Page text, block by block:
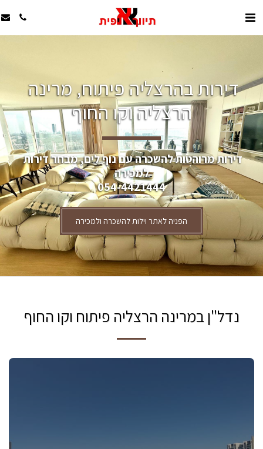
דירות בהרצליה פיתוח, מרינה
הרצליה וקו החוף
דירות מרוהטות להשכרה עם נוף לים, מבחר דירות
למכירה
054-4421444
הפניה לאתר וילות להשכרה ולמכירה
נדל"ן במרינה הרצליה פיתוח וקו החוף